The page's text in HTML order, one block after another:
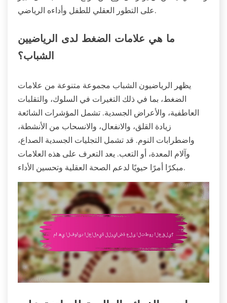
على التطور العقلي للطفل وأداءه الرياضي.
ما هي علامات الضغط لدى الرياضيين
الشباب؟
يظهر الرياضيون الشباب مجموعة متنوعة من علامات
الضغط، بما في ذلك التغيرات في السلوك، والتقلبات
العاطفية، والأعراض الجسدية. تشمل المؤشرات الشائعة
زيادة القلق، والانفعال، والانسحاب من الأنشطة،
واضطرابات النوم. قد تشمل التجليات الجسدية الصداع،
وآلام المعدة، أو التعب. يعد التعرف على هذه العلامات
مبكرًا أمرًا حيويًا لدعم الصحة العقلية وتحسين الأداء.